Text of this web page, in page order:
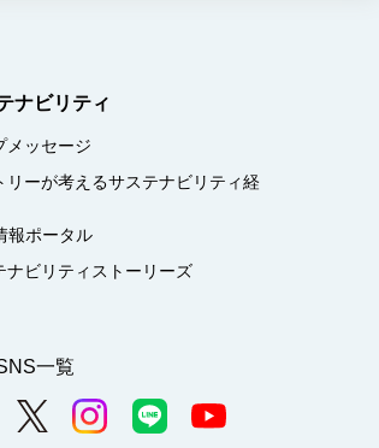
ナビリティ
メッセージ
リーが考えるサステナビリティ経
報ポータル
ナビリティストーリーズ
一覧